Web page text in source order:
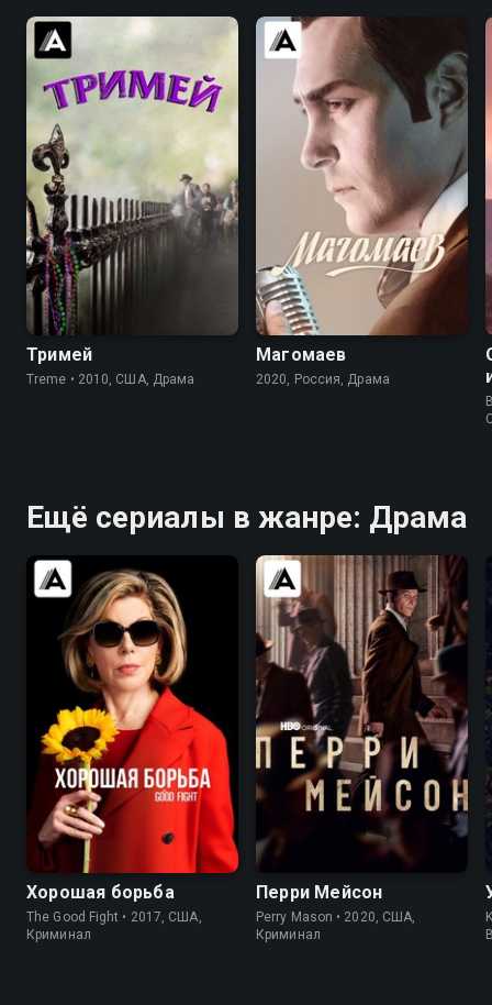
7.7 8.3
Тримей
Treme • 2010, США, Драма
8.3
Магомаев
2020, Россия, Драма
Ещё сериалы в жанре: Драма
7.9 8.3
Хорошая борьба
The Good Fight • 2017, США,
Криминал
7.6
Перри Мейсон
Perry Mason • 2020, США,
Криминал